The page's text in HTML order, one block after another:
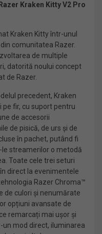
Kraken Kitty V2 Pro
Kraken Kitty într-unul
comunitatea Razer.
de multiple
datorită noului concept
de Razer.
precedent, Kraken
pe fir, cu suport pentru
de accesorii
de pisică, de urs și de
în pachet, putând fi
streamerilor o metodă
Toate cele trei seturi
direct la evenimentele
Razer Chroma™
de culori și nenumărate
opțiuni avansate de
remarcați mai ușor și
mod direct, iluminarea